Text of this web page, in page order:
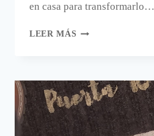
en casa para transformarlo…
LEER MÁS MI